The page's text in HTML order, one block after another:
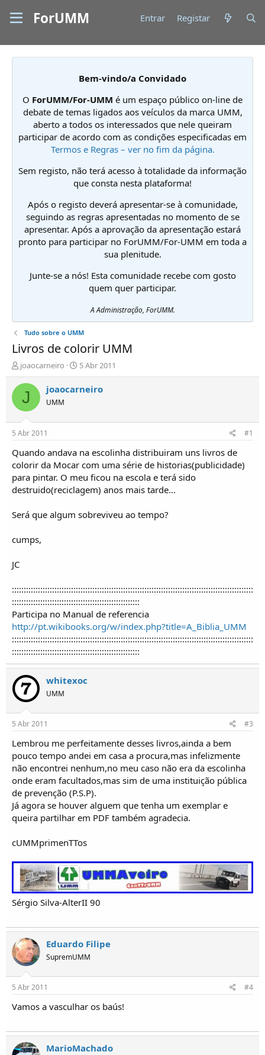
ForUMM Entrar Registar
Bem-vindo/a Convidado
O ForUMM/For-UMM é um espaço público on-line de
debate de temas ligados aos veículos da marca UMM,
aberto a todos os interessados que nele queiram
participar de acordo com as condições especificadas em
Termos e Regras – ver no fim da página.
Sem registo, não terá acesso à totalidade da informação
que consta nesta plataforma!
Após o registo deverá apresentar-se à comunidade,
seguindo as regras apresentadas no momento de se
apresentar. Após a aprovação da apresentação estará
pronto para participar no ForUMM/For-UMM em toda a
sua plenitude.
Junte-se a nós! Esta comunidade recebe com gosto
quem quer participar.
A Administração, ForUMM.
Tudo sobre o UMM
Livros de colorir UMM
I
n
i
i
d
o
r
d
e
T
ó
i
s
joaocarneiro
D
a
t
í
o
5 Abr 2011
J joaocarneiro
UMM
5 Abr 2011 #1
Quando andava na escolinha distribuiram uns livros de
colorir da Mocar com uma série de historias(publicidade)
para pintar. O meu ficou na escola e terá sido
destruido(reciclagem) anos mais tarde...
Será que algum sobreviveu ao tempo?
cumps,
JC
::::::::::::::::::::::::::::::::::::::::::::::::::::::::::::::::::::::::::::::::::::::::::::::::::::::
::::::::::::::::::::::::::::::::::::::::::::::::::::::
Participa no Manual de referencia
http://pt.wikibooks.org/w/index.php?title=A_Biblia_UMM
::::::::::::::::::::::::::::::::::::::::::::::::::::::::::::::::::::::::::::::::::::::::::::::::::::::
::::::::::::::::::::::::::::::::::::::::::::::::::::::
whitexoc
UMM
5 Abr 2011 #3
Lembrou me perfeitamente desses livros,ainda a bem
pouco tempo andei em casa a procura,mas infelizmente
não encontrei nenhum,no meu caso não era da escolinha
onde eram facultados,mas sim de uma instituição pública
de prevenção (P.S.P).
Já agora se houver alguem que tenha um exemplar e
queira partilhar em PDF também agradecia.
cUMMprimenTTos
Sérgio Silva-AlterII 90
Eduardo Filipe
SupremUMM
5 Abr 2011 #4
Vamos a vasculhar os baús!
MarioMachado